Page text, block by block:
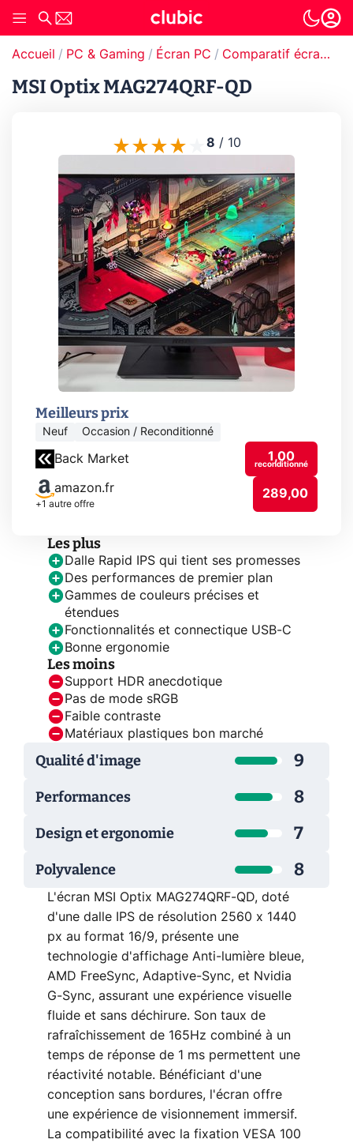
Accueil PC & Gaming Écran PC Comparatif écran PC
MSI Optix MAG274QRF-QD
8 / 10
Meilleurs prix
Neuf Occasion / Reconditionné
Back Market 1,00
reconditionné
amazon.fr
+1 autre offre
289,00
Les plus
Dalle Rapid IPS qui tient ses promesses
Des performances de premier plan
Gammes de couleurs précises et
étendues
Fonctionnalités et connectique USB-C
Bonne ergonomie
Les moins
Support HDR anecdotique
Pas de mode sRGB
Faible contraste
Matériaux plastiques bon marché
Qualité d'image 9
Performances 8
Design et ergonomie 7
Polyvalence 8
L'écran MSI Optix MAG274QRF-QD, doté
d'une dalle IPS de résolution 2560 x 1440
px au format 16/9, présente une
technologie d'affichage Anti-lumière bleue,
AMD FreeSync, Adaptive-Sync, et Nvidia
G-Sync, assurant une expérience visuelle
fluide et sans déchirure. Son taux de
rafraîchissement de 165Hz combiné à un
temps de réponse de 1 ms permettent une
réactivité notable. Bénéficiant d'une
conception sans bordures, l'écran offre
une expérience de visionnement immersif.
La compatibilité avec la fixation VESA 100